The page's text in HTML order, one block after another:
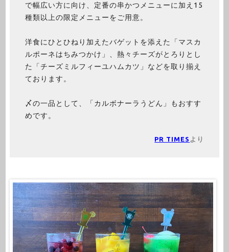
で幅広い方に向け、定番の串かつメニューに加え15
種類以上の限定メニューをご用意。
洋食にひとひねり加えたバゲットを添えた「マスカ
ルポーネはちみつかけ」、熱々チーズがとろりとし
た「チーズミルフィーユハムカツ」などを取り揃え
ております。
〆の一品として、「カルボナーラうどん」もおすす
めです。
PR TIMES より